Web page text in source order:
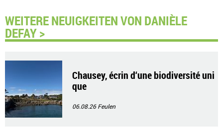
WEITERE NEUIGKEITEN VON DANIÈLE
DEFAY >
Chausey, écrin d‘une biodiversité uni
que
06.08.26Feulen